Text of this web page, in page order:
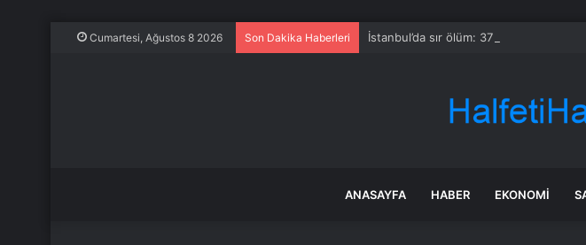
Cumartesi, Ağustos 8 2026 Son Dakika Haberleri İstanbul’da sır ölüm: 37 yaşındaki
ANASAYFA HABER EKONOMI